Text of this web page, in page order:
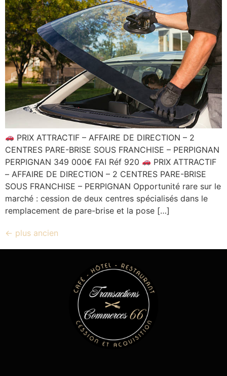
PRIX ATTRACTIF – AFFAIRE DE DIRECTION – 2
CENTRES PARE-BRISE SOUS FRANCHISE – PERPIGNAN
PERPIGNAN 349 000€ FAI Réf 920
PRIX ATTRACTIF
– AFFAIRE DE DIRECTION – 2 CENTRES PARE-BRISE
SOUS FRANCHISE – PERPIGNAN Opportunité rare sur le
marché : cession de deux centres spécialisés dans le
remplacement de pare-brise et la pose […]
← plus ancien